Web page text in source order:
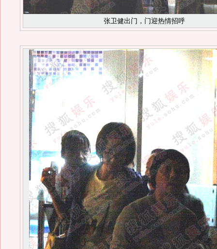
张卫健出门，门迎热情招呼